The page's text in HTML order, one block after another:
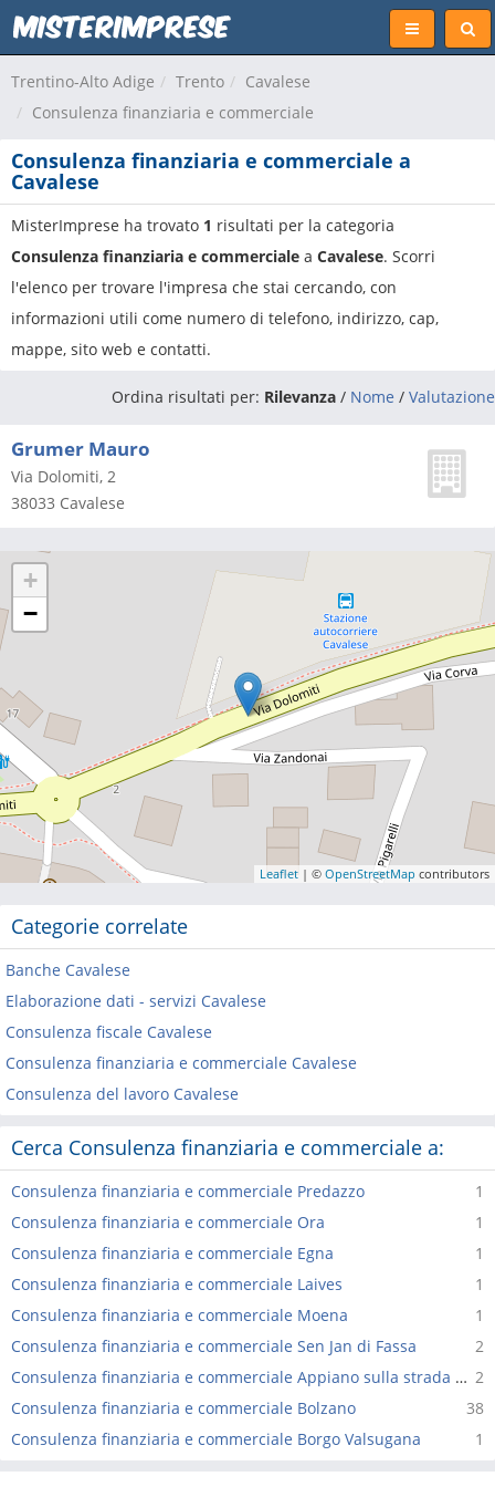
Trentino-Alto Adige Trento
Cavalese
Consulenza finanziaria e commerciale
Consulenza finanziaria e commerciale a
Cavalese
MisterImprese ha trovato 1 risultati per la categoria
Consulenza finanziaria e commerciale a Cavalese. Scorri
l'elenco per trovare l'impresa che stai cercando, con
informazioni utili come numero di telefono, indirizzo, cap,
mappe, sito web e contatti.
Ordina risultati per: Rilevanza / Nome / Valutazione
Grumer Mauro
Via Dolomiti, 2
38033 Cavalese
+
−
Leaflet | © OpenStreetMap contributors
Categorie correlate
Banche Cavalese
Elaborazione dati - servizi Cavalese
Consulenza fiscale Cavalese
Consulenza finanziaria e commerciale Cavalese
Consulenza del lavoro Cavalese
Cerca Consulenza finanziaria e commerciale a:
1
Consulenza finanziaria e commerciale Predazzo
1
Consulenza finanziaria e commerciale Ora
1
Consulenza finanziaria e commerciale Egna
1
Consulenza finanziaria e commerciale Laives
1
Consulenza finanziaria e commerciale Moena
2
Consulenza finanziaria e commerciale Sen Jan di Fassa
2
Consulenza finanziaria e commerciale Appiano sulla strada del vino
38
Consulenza finanziaria e commerciale Bolzano
1
Consulenza finanziaria e commerciale Borgo Valsugana